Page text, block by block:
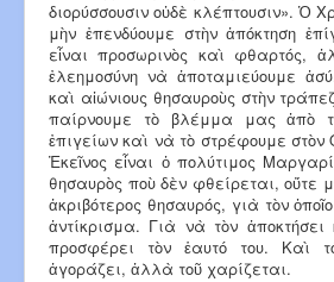
διορύσσουσιν οὐδὲ κλέπτουσιν». Ὁ
μὴν ἐπενδύουμε στὴν ἀπόκτηση
εἶναι προσ­ωρινὸς καὶ φθαρτός,
ἐλεημοσύνη νὰ ἀποταμιεύουμε
καὶ αἰώνιους θησαυροὺς στὴν
παίρνουμε τὸ βλέμμα μας ἀπὸ
ἐπιγείων καὶ νὰ τὸ στρέφουμε στὸν
Ἐκεῖνος εἶναι ὁ πολύτιμος
θησαυρὸς ποὺ δὲν φθείρεται, οὔτε
ἀκριβότερος θησαυρός, γιὰ τὸν
ἀντίκρισμα. Γιὰ νὰ τὸν
προσφέρει τὸν ἑαυτό του. Καὶ
ἀγοράζει, ἀλλὰ τοῦ χαρίζεται.